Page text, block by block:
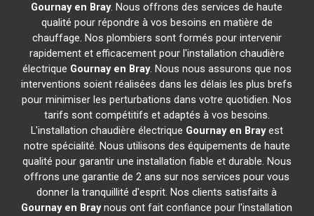
Gournay en Bray. Nous offrons des services de haute
qualité pour répondre à vos besoins en matière de
chauffage. Nos plombiers sont formés pour intervenir
rapidement et efficacement pour l'installation chaudière
électrique Gournay en Bray. Nous nous assurons que nos
interventions soient réalisées dans les délais les plus brefs
pour minimiser les perturbations dans votre quotidien. Nos
tarifs sont compétitifs et adaptés à vos besoins.
L'installation chaudière électrique Gournay en Brayest
notre spécialité. Nous utilisons des équipements de haute
qualité pour garantir une installation fiable et durable. Nous
offrons une garantie de 2 ans sur nos services pour vous
donner la tranquillité d'esprit. Nos clients satisfaits à
Gournay en Braynous ont fait confiance pour l'installation